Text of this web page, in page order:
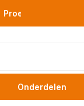
Proefrit
Onderdelen